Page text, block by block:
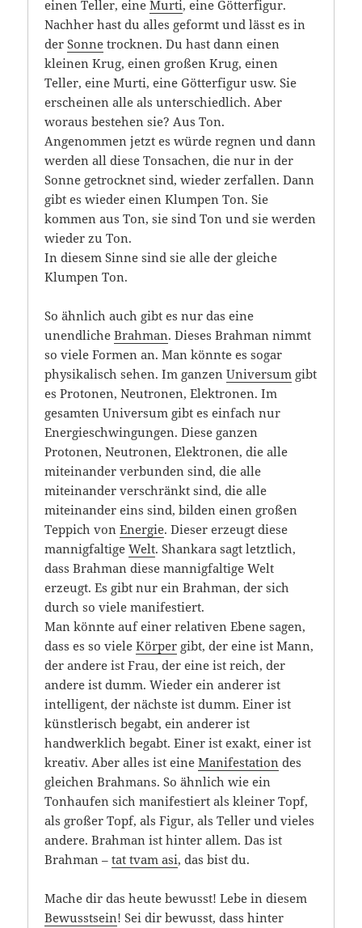
einen Teller, eineMurti, eine Götterfigur.
Nachher hast du alles geformt und lässt es in
derSonne trocknen. Du hast dann einen
kleinen Krug, einen großen Krug, einen
Teller, eine Murti, eine Götterfigur usw. Sie
erscheinen alle als unterschiedlich. Aber
woraus bestehen sie? Aus Ton.
Angenommen jetzt es würde regnen und dann
werden all diese Tonsachen, die nur in der
Sonne getrocknet sind, wieder zerfallen. Dann
gibt es wieder einen Klumpen Ton. Sie
kommen aus Ton, sie sind Ton und sie werden
wieder zu Ton.
In diesem Sinne sind sie alle der gleiche
Klumpen Ton.
So ähnlich auch gibt es nur das eine
unendlicheBrahman. Dieses Brahman nimmt
so viele Formen an. Man könnte es sogar
physikalisch sehen. Im ganzenUniversum gibt
es Protonen, Neutronen, Elektronen. Im
gesamten Universum gibt es einfach nur
Energieschwingungen. Diese ganzen
Protonen, Neutronen, Elektronen, die alle
miteinander verbunden sind, die alle
miteinander verschränkt sind, die alle
miteinander eins sind, bilden einen großen
Teppich vonEnergie. Dieser erzeugt diese
mannigfaltigeWelt. Shankara sagt letztlich,
dass Brahman diese mannigfaltige Welt
erzeugt. Es gibt nur ein Brahman, der sich
durch so viele manifestiert.
Man könnte auf einer relativen Ebene sagen,
dass es so vieleKörper gibt, der eine ist Mann,
der andere ist Frau, der eine ist reich, der
andere ist dumm. Wieder ein anderer ist
intelligent, der nächste ist dumm. Einer ist
künstlerisch begabt, ein anderer ist
handwerklich begabt. Einer ist exakt, einer ist
kreativ. Aber alles ist eineManifestation des
gleichen Brahmans. So ähnlich wie ein
Tonhaufen sich manifestiert als kleiner Topf,
als großer Topf, als Figur, als Teller und vieles
andere. Brahman ist hinter allem. Das ist
Brahman –tat tvam asi, das bist du.
Mache dir das heute bewusst! Lebe in diesem
Bewusstsein! Sei dir bewusst, dass hinter